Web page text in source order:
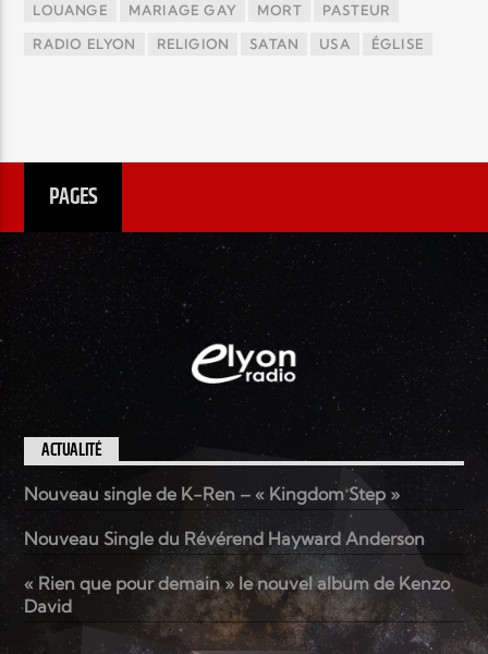
LOUANGE MARIAGE GAY MORT PASTEUR
RADIO ELYON RELIGION SATAN USA ÉGLISE
PAGES
ACTUALITÉ
Nouveau single de K-Ren – « Kingdom Step »
Nouveau Single du Révérend Hayward Anderson
« Rien que pour demain » le nouvel album de Kenzo
David